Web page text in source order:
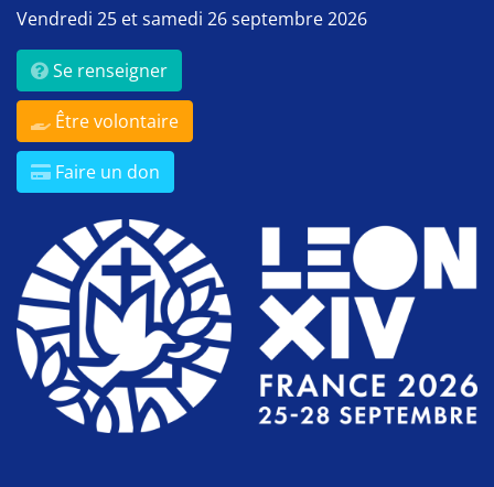
Vendredi 25 et samedi 26 septembre 2026
Se renseigner
Être volontaire
Faire un don